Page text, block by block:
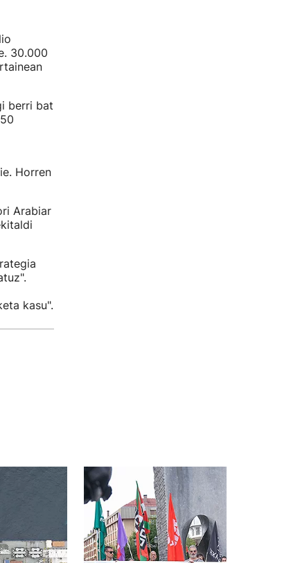
30.000
berri bat
Horren
Arabiar
kasu".